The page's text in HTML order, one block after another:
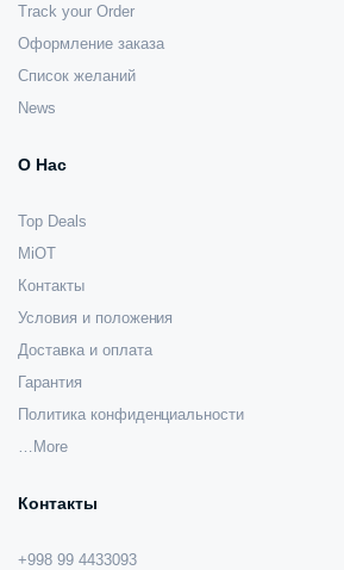
Track your Order
Оформление заказа
Список желаний
News
О Нас
Top Deals
MiOT
Контакты
Условия и положения
Доставка и оплата
Гарантия
Политика конфиденциальности
…More
Контакты
+998 99 4433093